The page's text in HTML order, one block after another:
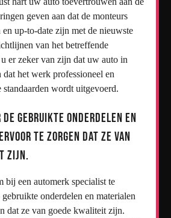
geven aan dat de monteurs
up-to-date zijn met de nieuwste
van het betreffende
er zeker van zijn dat uw auto in
dat het werk professioneel en
standaarden wordt uitgevoerd.
gebruikte onderdelen en
te zorgen dat ze van
zijn.
bij een automerk specialist te
onderdelen en materialen
dat ze van goede kwaliteit zijn.